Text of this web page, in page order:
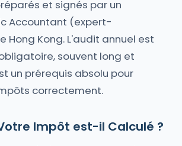
et signés par un
Accountant (expert-
Hong Kong. L'audit annuel est
souvent long et
un prérequis absolu pour
correctement.
Impôt est-il Calculé ?